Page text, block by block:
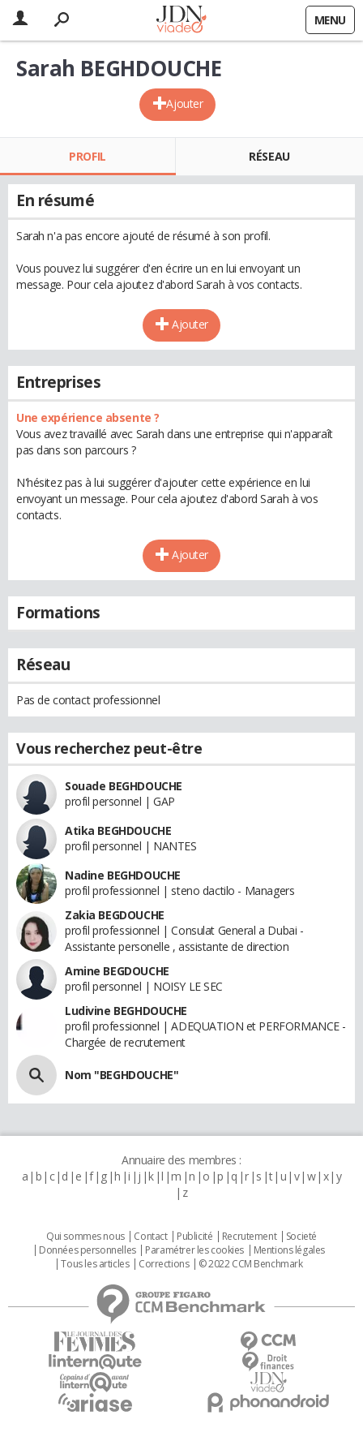
MENU
Ajouter
Sarah BEGHDOUCHE
PROFIL RÉSEAU
En résumé
Sarah n'a pas encore ajouté de résumé à son profil.
Vous pouvez lui suggérer d'en écrire un en lui envoyant un
message. Pour cela ajoutez d'abord Sarah à vos contacts.
Ajouter
Entreprises
Une expérience absente ?
Vous avez travaillé avec Sarah dans une entreprise qui n'apparaît
pas dans son parcours ?
N'hésitez pas à lui suggérer d'ajouter cette expérience en lui
envoyant un message. Pour cela ajoutez d'abord Sarah à vos
contacts.
Ajouter
Formations
Réseau
Pas de contact professionnel
Vous recherchez peut-être
Souade BEGHDOUCHE
profil personnel | GAP
Atika BEGHDOUCHE
profil personnel | NANTES
Nadine BEGHDOUCHE
profil professionnel | steno dactilo - Managers
Zakia BEGDOUCHE
profil professionnel | Consulat General a Dubai -
Assistante personelle , assistante de direction
Amine BEGDOUCHE
profil personnel | NOISY LE SEC
Ludivine BEGHDOUCHE
profil professionnel | ADEQUATION et PERFORMANCE -
Chargée de recrutement
Nom "BEGHDOUCHE"
Annuaire des membres :
a b c d e f g h i j k l m n o p q r s t u v w x y
z
Qui sommes nous Contact Publicité Recrutement
Societé
Données personnelles
Paramétrer les cookies
Mentions légales
Tous les articles
Corrections © 2022 CCM Benchmark